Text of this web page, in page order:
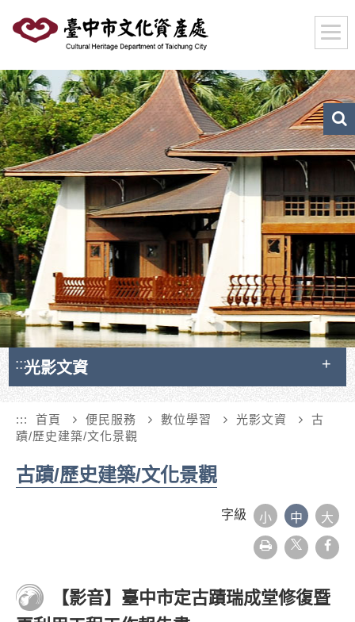
要
內
容
區
塊
:::光影文資
::: 首頁 便民服務 數位學習 光影文資
古
蹟/歷史建築/文化景觀
古蹟/歷史建築/文化景觀
字級 小 中 大
友
善
【影音】臺中市定古蹟瑞成堂修復暨
文
化
資
搜
尋